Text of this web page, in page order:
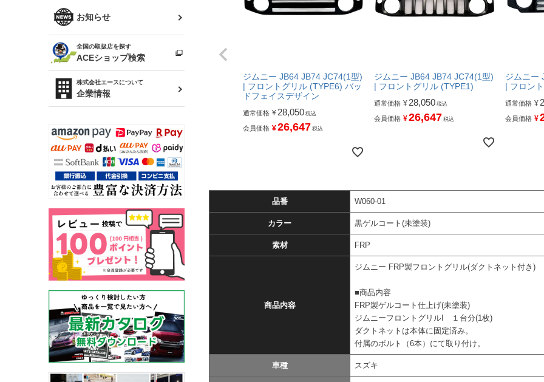
ソアラ
アルテッツァ
プロボックス
RAV4
R34 スカイライン
スカイライン
（ER34/R33/ECR33/R32）
キャラバン
ローレル
セフィーロ
ファッション小物
雑貨・ステーショナリー
ベビー用品
お知らせ
全国の取扱店を探す
ACEショップ検索
株式会社エースについて
企業情報
ジムニー JB64 JB74 JC74(1型)
| フロントグリル (TYPE6) バッ
ドフェイスデザイン
通常価格 ¥28,050 税込
会員価格 ¥26,647 税込
ジムニー JB64 JB74 JC74(1型)
| フロントグリル (TYPE1)
通常価格 ¥28,050 税込
会員価格 ¥26,647 税込
ジムニー
| フロン
通常価格 ¥
会員価格 ¥
品番 W060-01
カラー 黒ゲルコート(未塗装)
素材 FRP
商品内容
ジムニー FRP製フロントグリル(ダクトネット付き)
■商品内容
FRP製ゲルコート仕上げ(未塗装)
ジムニーフロントグリルI １台分(1枚)
ダクトネットは本体に固定済み。
付属のボルト（6本）にて取り付け。
車種 スズキ